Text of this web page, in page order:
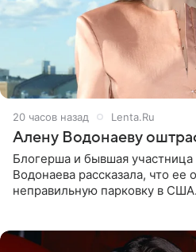
20 часов назад Lenta.Ru
Алену Водонаеву
Блогерша и бывшая
Водонаева рассказала, что ее
неправильную парковку в